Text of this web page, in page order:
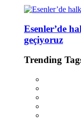
Esenler’de
geçiyoruz
Trending